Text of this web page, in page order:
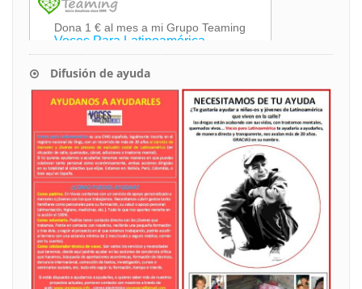
Difusión de ayuda